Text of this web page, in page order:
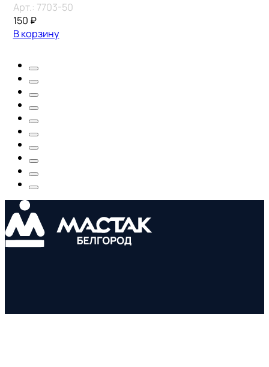
Арт.: 7703-50
150 ₽
В корзину